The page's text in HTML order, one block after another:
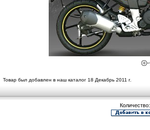
Товар был добавлен в наш каталог 18 Декабрь 2011 г.
Количество: